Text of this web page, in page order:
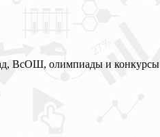
ВсОШ, олимпиады и конкурсы